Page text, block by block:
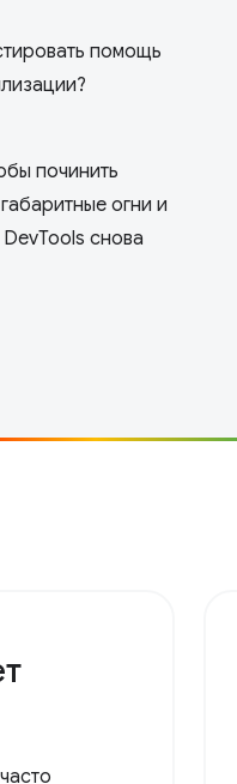
помощь
починить
огни и
снова